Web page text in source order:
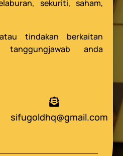
sekuriti, saham,
tindakan berkaitan
anda
sifugoldhq@gmail.com